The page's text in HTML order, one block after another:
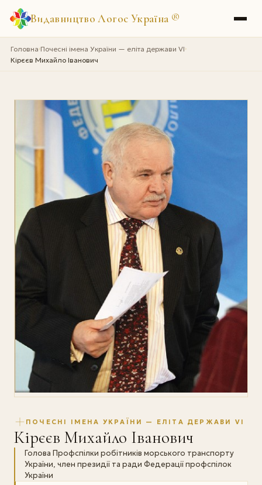
Видавництво Логос Україна ®
Головна›Почесні імена України — еліта держави VI›
Кірєєв Михайло Іванович
ПОЧЕСНІ ІМЕНА УКРАЇНИ — ЕЛІТА ДЕРЖАВИ VI
Кірєєв Михайло Іванович
Голова Профспілки робітників морського транспорту
України, член президії та ради Федерації профспілок
України